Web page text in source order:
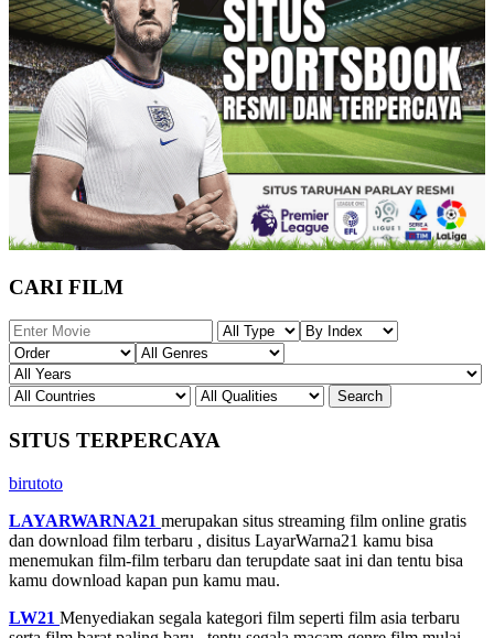
CARI FILM
SITUS TERPERCAYA
birutoto
LAYARWARNA21 merupakan situs streaming film online gratis
dan download film terbaru , disitus LayarWarna21 kamu bisa
menemukan film-film terbaru dan terupdate saat ini dan tentu bisa
kamu download kapan pun kamu mau.
LW21 Menyediakan segala kategori film seperti film asia terbaru